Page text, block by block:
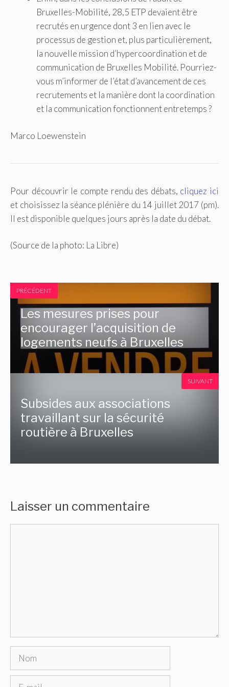
Bruxelles-Mobilité, 28,5 ETP devaient être
recrutés en urgence dont 3 en lien avec le
processus de gestion et, plus particulièrement,
la nouvelle mission d’hypercoordination et de
communication de Bruxelles Mobilité. Pourriez-
vous m’informer de l’état d’avancement de ces
recrutements et la manière dont la coordination
et la communication fonctionnent entretemps ?
Marco Loewenstein
Pour découvrir le compte rendu des débats, cliquez ici
et choisissez la séance plénière du 14 juillet 2017 (pm).
Il est disponible quelques jours après la date du débat.
(Source de la photo: La Libre)
PRÉCÉDENT
Les mesures prises pour
encourager l’acquisition de
logements neufs à Bruxelles
Subsides aux associations
travaillant sur la sécurité
routière à Bruxelles
SUIVANT
Laisser un commentaire
Nom